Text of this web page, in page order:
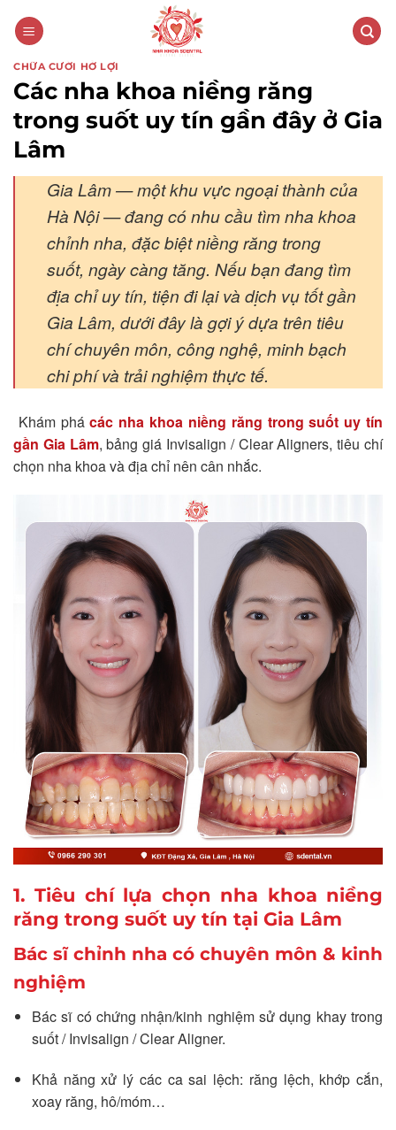
CHỮA CƯỜI HỞ LỢI
Các nha khoa niềng răng
trong suốt uy tín gần đây ở Gia
Lâm
Gia Lâm — một khu vực ngoại thành của
Hà Nội — đang có nhu cầu tìm nha khoa
chỉnh nha, đặc biệt niềng răng trong
suốt, ngày càng tăng. Nếu bạn đang tìm
địa chỉ uy tín, tiện đi lại và dịch vụ tốt gần
Gia Lâm, dưới đây là gợi ý dựa trên tiêu
chí chuyên môn, công nghệ, minh bạch
chi phí và trải nghiệm thực tế.
Khám phácác nha khoa niềng răng trong suốt uy tín
gần Gia Lâm, bảng giá Invisalign / Clear Aligners, tiêu chí
chọn nha khoa và địa chỉ nên cân nhắc.
1. Tiêu chí lựa chọn nha khoa niềng
răng trong suốt uy tín tại Gia Lâm
Bác sĩ chỉnh nha có chuyên môn & kinh
nghiệm
Bác sĩ có chứng nhận/kinh nghiệm sử dụng khay trong
suốt / Invisalign / Clear Aligner.
Khả năng xử lý các ca sai lệch: răng lệch, khớp cắn,
xoay răng, hô/móm…